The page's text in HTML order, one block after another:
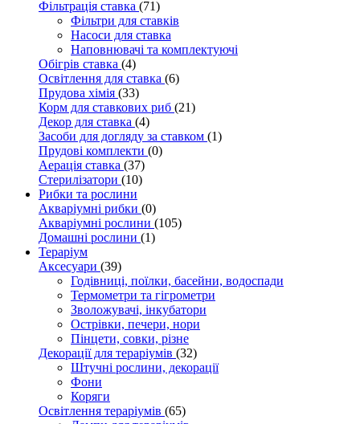
Фільтрація ставка (71)
Фільтри для ставків
Насоси для ставка
Наповнювачі та комплектуючі
Обігрів ставка (4)
Освітлення для ставка (6)
Прудова хімія (33)
Корм для ставкових риб (21)
Декор для ставка (4)
Засоби для догляду за ставком (1)
Прудові комплекти (0)
Аерація ставка (37)
Стерилізатори (10)
Рибки та рослини
Акваріумні рибки (0)
Акваріумні рослини (105)
Домашні рослини (1)
Тераріум
Аксесуари (39)
Годівниці, поїлки, басейни, водоспади
Термометри та гігрометри
Зволожувачі, інкубатори
Острівки, печери, нори
Пінцети, совки, різне
Декорації для тераріумів (32)
Штучні рослини, декорації
Фони
Коряги
Освітлення тераріумів (65)